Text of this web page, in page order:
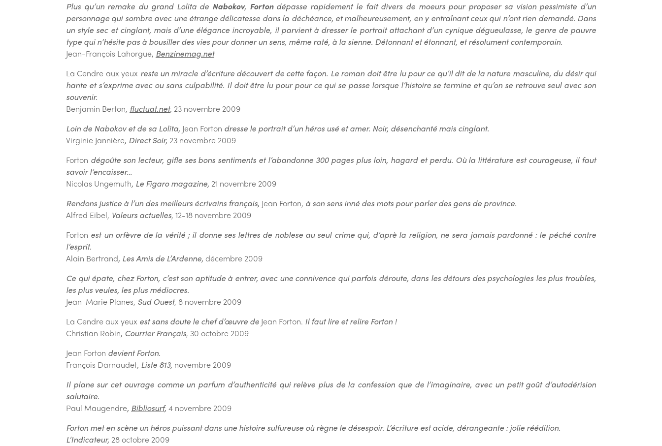
Plus qu’un remake du grand Lolita de Nabokov, Fortondépasse rapidement le fait divers de moeurs pour proposer sa vision pessimiste d’un
personnage qui sombre avec une étrange délicatesse dans la déchéance, et malheureusement, en y entraînant ceux qui n’ont rien demandé. Dans
un style sec et cinglant, mais d’une élégance incroyable, il parvient à dresser le portrait attachant d’un cynique dégueulasse, le genre de pauvre
type qui n’hésite pas à bousiller des vies pour donner un sens, même raté, à la sienne. Détonnant et étonnant, et résolument contemporain.
Jean-François Lahorgue, Benzinemag.net
La Cendre aux yeux reste un miracle d’écriture découvert de cette façon. Le roman doit être lu pour ce qu’il dit de la nature masculine, du désir qui
hante et s’exprime avec ou sans culpabilité. Il doit être lu pour pour ce qui se passe lorsque l’histoire se termine et qu’on se retrouve seul avec son
souvenir.
Benjamin Berton, fluctuat.net, 23 novembre 2009
Loin de Nabokov et de sa Lolita, Jean Forton dresse le portrait d’un héros usé et amer. Noir, désenchanté mais cinglant.
Virginie Jannière, Direct Soir, 23 novembre 2009
Forton dégoûte son lecteur, gifle ses bons sentiments et l’abandonne 300 pages plus loin, hagard et perdu. Où la littérature est courageuse, il faut
savoir l’encaisser…
Nicolas Ungemuth, Le Figaro magazine, 21 novembre 2009
Rendons justice à l’un des meilleurs écrivains français, Jean Forton, à son sens inné des mots pour parler des gens de province.
Alfred Eibel, Valeurs actuelles, 12-18 novembre 2009
Forton est un orfèvre de la vérité ; il donne ses lettres de noblese au seul crime qui, d’aprè la religion, ne sera jamais pardonné : le péché contre
l’esprit.
Alain Bertrand, Les Amis de L’Ardenne, décembre 2009
Ce qui épate, chez Forton, c’est son aptitude à entrer, avec une connivence qui parfois déroute, dans les détours des psychologies les plus troubles,
les plus veules, les plus médiocres.
Jean-Marie Planes, Sud Ouest, 8 novembre 2009
La Cendre aux yeux est sans doute le chef d’œuvre de Jean Forton. Il faut lire et relire Forton !
Christian Robin, Courrier Français, 30 octobre 2009
Jean Forton devient Forton.
François Darnaudet, Liste 813, novembre 2009
Il plane sur cet ouvrage comme un parfum d’authenticité qui relève plus de la confession que de l’imaginaire, avec un petit goût d’autodérision
salutaire.
Paul Maugendre, Bibliosurf, 4 novembre 2009
Forton met en scène un héros puissant dans une histoire sulfureuse où règne le désespoir. L’écriture est acide, dérangeante : jolie réédition.
L’Indicateur, 28 octobre 2009